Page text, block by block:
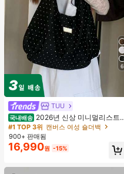
6
TUU
국내배송 2026년 신상 미니멀리스트
도트 캔버스 토트백, 대용량 캐주얼 다
용도 통근 숄더 핸드백
#1 TOP 3위 캔버스 여성 숄더백
900+ 판매됨
16,990원 -15%